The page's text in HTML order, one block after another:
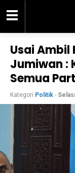
Usai Ambil
Jumiwan :
Semua
Kategori Politik -